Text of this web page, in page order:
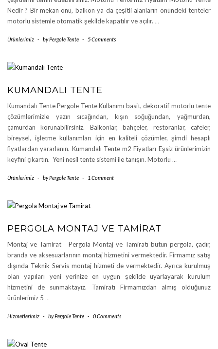
Nedir ? Bir mekan önü, balkon ya da çeşitli alanların önündeki tenteler
motorlu sistemle otomatik şekilde kapatılır ve açılır. …
Ürünlerimiz - byPergole Tente - 5 Comments
KUMANDALI TENTE
Kumandalı Tente Pergole Tente Kullanımı basit, dekoratif motorlu tente
çözümlerimizle yazın sıcağından, kışın soğuğundan, yağmurdan,
çamurdan korunabilirsiniz. Balkonlar, bahçeler, restoranlar, cafeler,
bireysel, işletme kullanımları için en kaliteli çözümler, şimdi hesaplı
fiyatlardan yararlanın. Kumandalı Tente m2 Fiyatları Eşsiz ürünlerimizin
keyfini çıkartın. Yeni nesil tente sistemi ile tanışın. Motorlu …
Ürünlerimiz - byPergole Tente - 1 Comment
PERGOLA MONTAJ VE TAMIRAT
Montaj ve Tamirat Pergola Montaj ve Tamiratı bütün pergola, çadır,
branda ve aksesuarlarının montaj hizmetini vermektedir. Firmamız satış
dışında Teknik Servis montaj hizmeti de vermektedir. Ayrıca kurulmuş
olan yapıları yeni yerinize en uygun şekilde uyarlayarak kurulum
hizmetini de sunmaktayız. Tamiratı Firmamızdan almış olduğunuz
ürünlerimiz 5 …
Hizmetlerimiz - byPergole Tente - 0 Comments